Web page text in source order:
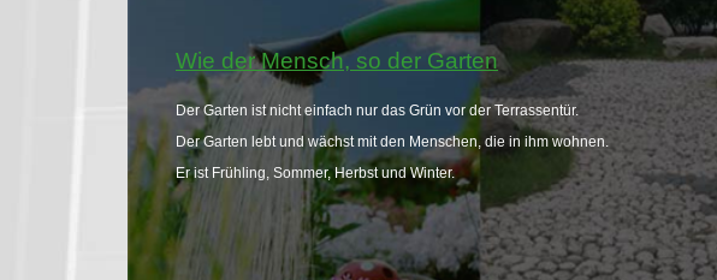
Wie der Mensch,so der Garten
Der Garten ist nicht einfach nur das Grün vor der Terrassentür.
Der Garten lebt und wächst mit den Menschen, die in ihm wohnen.
Er ist Frühling, Sommer, Herbst und Winter.